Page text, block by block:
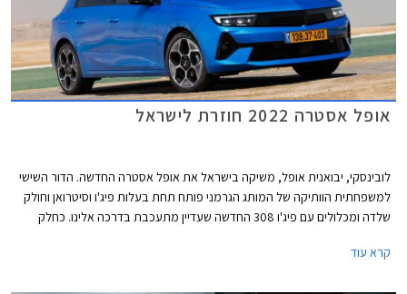
אופל אסטרה 2022 חוזרת לישראל
לובינסקי, יבואנית אופל, משיקה בישראל את אופל אסטרה החדשה. הדור השישי
למשפחתית הוותיקה של המותג הגרמני פותח תחת בעלות פיג'ו וסיטרואן וחולק
שלדה ומכלולים עם פיג'ו 308 החדשה שעדיין מתעכבת בדרכה אלינו. כחלק
עשירה ביחס למקובל, אולם בשל כך הוצמד לה תג מחיר גבוה העומד על
קרא עוד